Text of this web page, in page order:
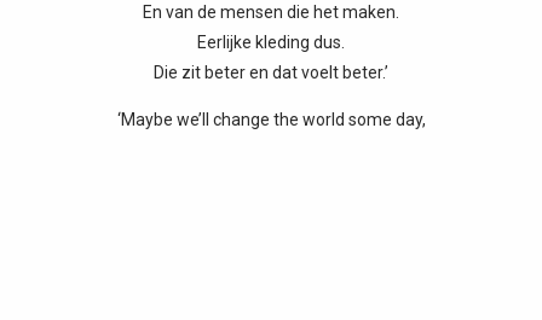
En van de mensen die het maken.
Eerlijke kleding dus.
Die zit beter en dat voelt beter.’
‘Maybe we’ll change the world some day,